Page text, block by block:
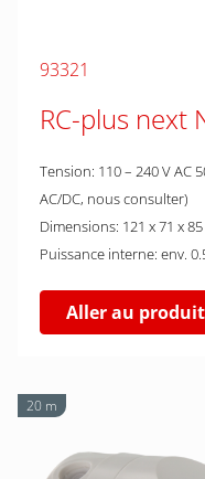
93321
RC-plus next
Tension: 110 – 240 V AC
AC/DC, nous consulter)
Dimensions: 121 x 71 x
Puissance interne: env.
Aller au produit
20 m